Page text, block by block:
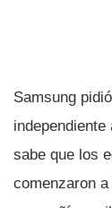
Samsung
sabe que los
comenzaron